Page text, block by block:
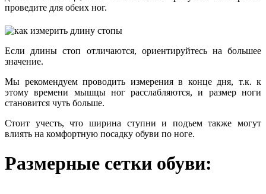
проведите для обеих ног.
Если длины стоп отличаются, ориентируйтесь на большее
значение.
Мы рекомендуем проводить измерения в конце дня, т.к. к
этому времени мышцы ног расслабляются, и размер ноги
становится чуть больше.
Стоит учесть, что ширина ступни и подъем также могут
влиять на комфортную посадку обуви по ноге.
Размерные сетки обуви: